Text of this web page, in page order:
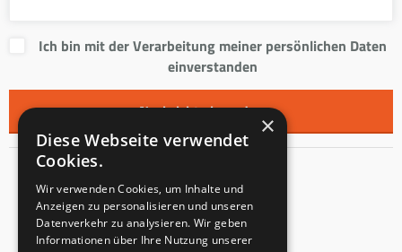
Ich bin mit der Verarbeitung meiner persönlichen Daten
einverstanden
Kontakt
Innentreppen s.r.o.
Mladoňovice 65
×
Diese Webseite verwendet
Cookies.
Wir verwenden Cookies, um Inhalte und
Anzeigen zu personalisieren und unseren
Datenverkehr zu analysieren. Wir geben
Informationen über Ihre Nutzung unserer